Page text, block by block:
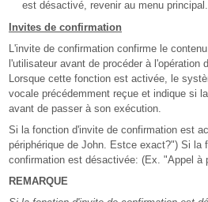
est désactivé, revenir au menu
Invites de confirmation
L'invite de confirmation confirme le
l'utilisateur avant de procéder à l'opération
Lorsque cette fonction est activée, le
vocale précédemment reçue et indique si
avant de passer à son exécution.
Si la fonction d'invite de confirmation est
périphérique de John. Estce exact?") Si la
confirmation est désactivée: (Ex. "Appel à
REMARQUE